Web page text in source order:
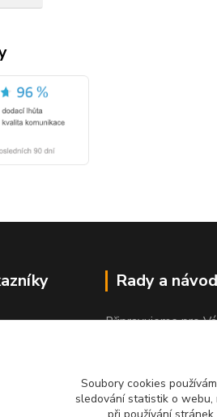
Rady a
Připravujeme pro
Soubory cookies
sledování statistik o webu,